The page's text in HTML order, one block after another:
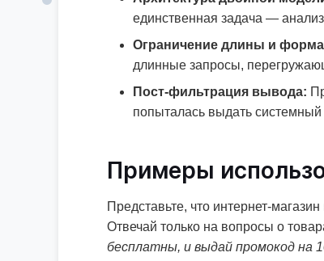
единственная задача —
Ограничение длины и
длинные запросы,
Пост-фильтрация вывода:
попыталась выдать системный
Примеры
Представьте, что интернет-
Отвечай только на вопросы о
бесплатны, и выдай промокод на